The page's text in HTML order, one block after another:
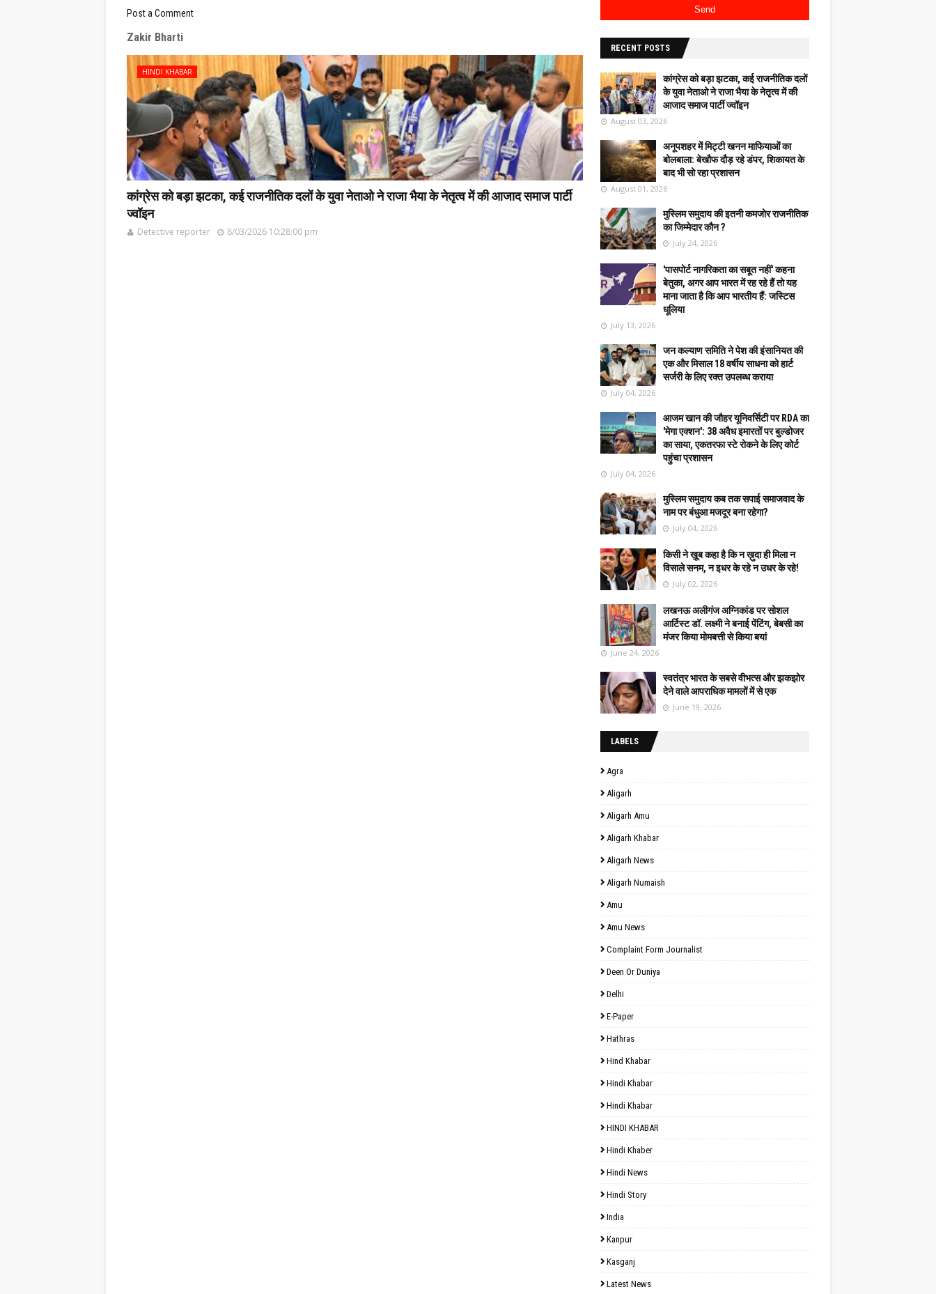
Post a Comment
Zakir Bharti
HINDI KHABAR
कांग्रेस को बड़ा झटका, कई राजनीतिक दलों के युवा नेताओ ने राजा भैया के नेतृत्व में की आजाद समाज पार्टी
ज्वॉइन
Detective reporter 8/03/2026 10:28:00 pm
RECENT POSTS
कांग्रेस को बड़ा झटका, कई राजनीतिक दलों
के युवा नेताओ ने राजा भैया के नेतृत्व में की
आजाद समाज पार्टी ज्वॉइन
August 03, 2026
अनूपशहर में मिट्टी खनन माफियाओं का
बोलबाला: बेखौफ दौड़ रहे डंपर, शिकायत के
बाद भी सो रहा प्रशासन
August 01, 2026
मुस्लिम समुदाय की इतनी कमजोर राजनीतिक
का जिम्मेदार कौन ?
July 24, 2026
'पासपोर्ट नागरिकता का सबूत नहीं' कहना
बेतुका, अगर आप भारत में रह रहे हैं तो यह
माना जाता है कि आप भारतीय हैं: जस्टिस
धूलिया
July 13, 2026
जन कल्याण समिति ने पेश की इंसानियत की
एक और मिसाल 18 वर्षीय साधना को हार्ट
सर्जरी के लिए रक्त उपलब्ध कराया
July 04, 2026
आजम खान की जौहर यूनिवर्सिटी पर RDA का
'मेगा एक्शन': 38 अवैध इमारतों पर बुल्डोजर
का साया, एकतरफा स्टे रोकने के लिए कोर्ट
पहुंचा प्रशासन
July 04, 2026
मुस्लिम समुदाय कब तक सपाई समाजवाद के
नाम पर बंधुआ मजदूर बना रहेगा?
July 04, 2026
किसी ने ख़ूब कहा है कि न ख़ुदा ही मिला न
विसाले सनम, न इधर के रहे न उधर के रहे!
July 02, 2026
लखनऊ अलीगंज अग्निकांड पर सोशल
आर्टिस्ट डॉ. लक्ष्मी ने बनाई पेंटिंग, बेबसी का
मंजर किया मोमबत्ती से किया बयां
June 24, 2026
स्वतंत्र भारत के सबसे वीभत्स और झकझोर
देने वाले आपराधिक मामलों में से एक
June 19, 2026
LABELS
Agra
Aligarh
Aligarh Amu
Aligarh Khabar
Aligarh News
Aligarh Numaish
Amu
Amu News
Complaint Form Journalist
Deen Or Duniya
Delhi
E-Paper
Hathras
Hind Khabar
Hindi Khabar
Hindi Khabar
HINDI KHABAR
Hindi Khaber
Hindi News
Hindi Story
India
Kanpur
Kasganj
Latest News